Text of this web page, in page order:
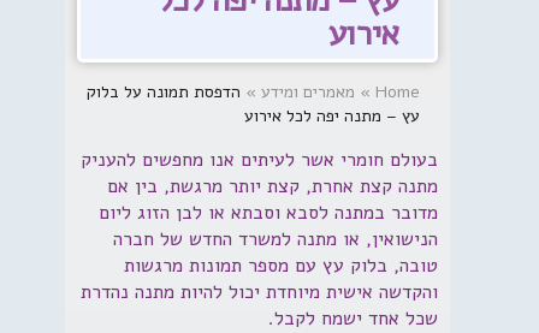
אירוע
Home
» מאמרים ומידע » הדפסת תמונה על בלוק
עץ – מתנה יפה לכל אירוע
בעולם חומרי אשר לעיתים אנו מחפשים להעניק
מתנה קצת אחרת, קצת יותר מרגשת, בין אם
מדובר במתנה לסבא וסבתא או לבן הזוג ליום
הנישואין, או מתנה למשרד החדש של חברה
טובה, בלוק עץ עם מספר תמונות מרגשות
והקדשה אישית מיוחדת יכול להיות מתנה נהדרת
שכל אחד ישמח לקבל.